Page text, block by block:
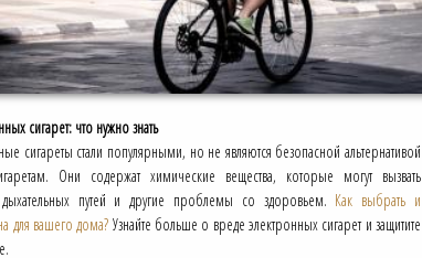
сигарет: что нужно знать
сигареты стали популярными, но не являются безопасной альтернативой
Они содержат химические вещества, которые могут вызвать
дыхательных путей и другие проблемы со здоровьем. Как выбрать и
для вашего дома? Узнайте больше о вреде электронных сигарет и защитите